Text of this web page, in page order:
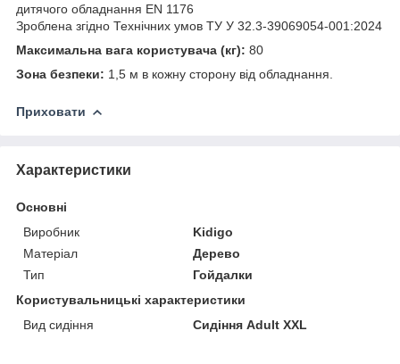
дитячого обладнання EN 1176
Зроблена згідно Технічних умов ТУ У 32.3-39069054-001:2024
Максимальна вага користувача (кг): 80
Зона безпеки: 1,5 м в кожну сторону від обладнання.
Приховати
Характеристики
Основні
Виробник
Kidigo
Матеріал
Дерево
Тип
Гойдалки
Користувальницькі характеристики
Вид сидіння
Сидіння Adult ХХL